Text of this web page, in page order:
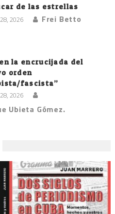
de las estrellas
2026 Frei Betto
la encrucijada del
orden
fascista”
2026
Ubieta Gómez.